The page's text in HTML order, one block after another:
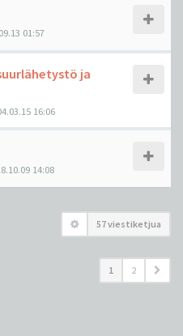
01:57
ja
16:06
14:08
57 viestiketjua
1 2